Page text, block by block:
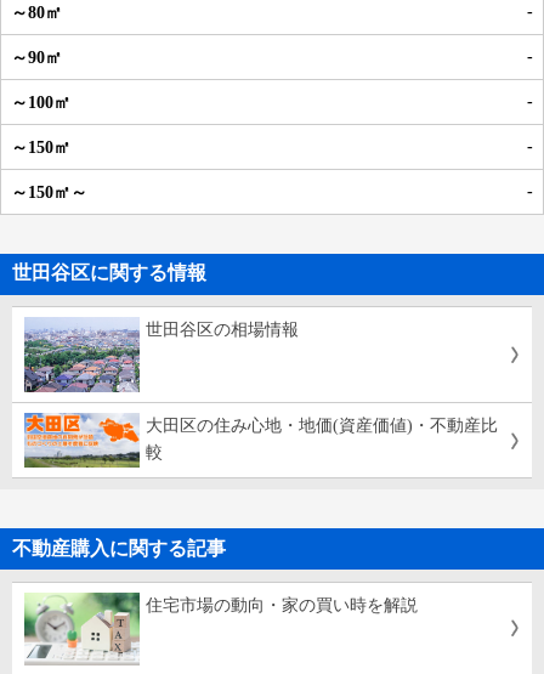
-
-
-
-
-
世田谷区に関する情報
世田谷区の相場情報
大田区の住み心地・地価(資産価値)・不動産比
較
不動産購入に関する記事
住宅市場の動向・家の買い時を解説